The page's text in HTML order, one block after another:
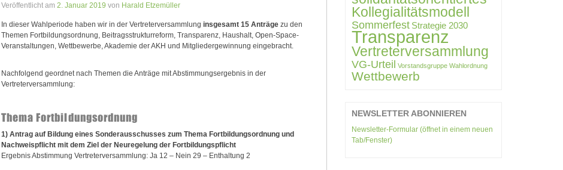
Veröffentlicht am 2. Januar 2019 von Harald Etzemüller
In dieser Wahlperiode haben wir in der Vertreterversammlung insgesamt 15 Anträgezu den
Themen Fortbildungsordnung, Beitragsstrukturreform, Transparenz, Haushalt, Open-Space-
Veranstaltungen, Wettbewerbe, Akademie der AKH und Mitgliedergewinnung eingebracht.
Nachfolgend geordnet nach Themen die Anträge mit Abstimmungsergebnis in der
Vertreterversammlung:
Thema Fortbildungsordnung
1) Antrag auf Bildung eines Sonderausschusses zum Thema Fortbildungsordnung und
Nachweispflicht mit dem Ziel der Neuregelung der Fortbildungspflicht
Ergebnis Abstimmung Vertreterversammlung: Ja 12 – Nein 29 – Enthaltung 2
Kollegialitätsmodell
Sommerfest Strategie 2030
Transparenz
Vertreterversammlung
VG-Urteil Vorstandsgruppe Wahlordnung
Wettbewerb
NEWSLETTER ABONNIEREN
Newsletter-Formular (öffnet in einem neuen
Tab/Fenster)